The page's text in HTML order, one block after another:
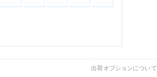
出荷オプションについて